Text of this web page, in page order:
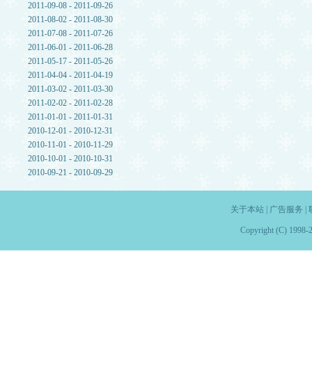
2011-09-08 - 2011-09-26
2011-08-02 - 2011-08-30
2011-07-08 - 2011-07-26
2011-06-01 - 2011-06-28
2011-05-17 - 2011-05-26
2011-04-04 - 2011-04-19
2011-03-02 - 2011-03-30
2011-02-02 - 2011-02-28
2011-01-01 - 2011-01-31
2010-12-01 - 2010-12-31
2010-11-01 - 2010-11-29
2010-10-01 - 2010-10-31
2010-09-21 - 2010-09-29
关于本站| 广告服务
Copyright (C) 1998-